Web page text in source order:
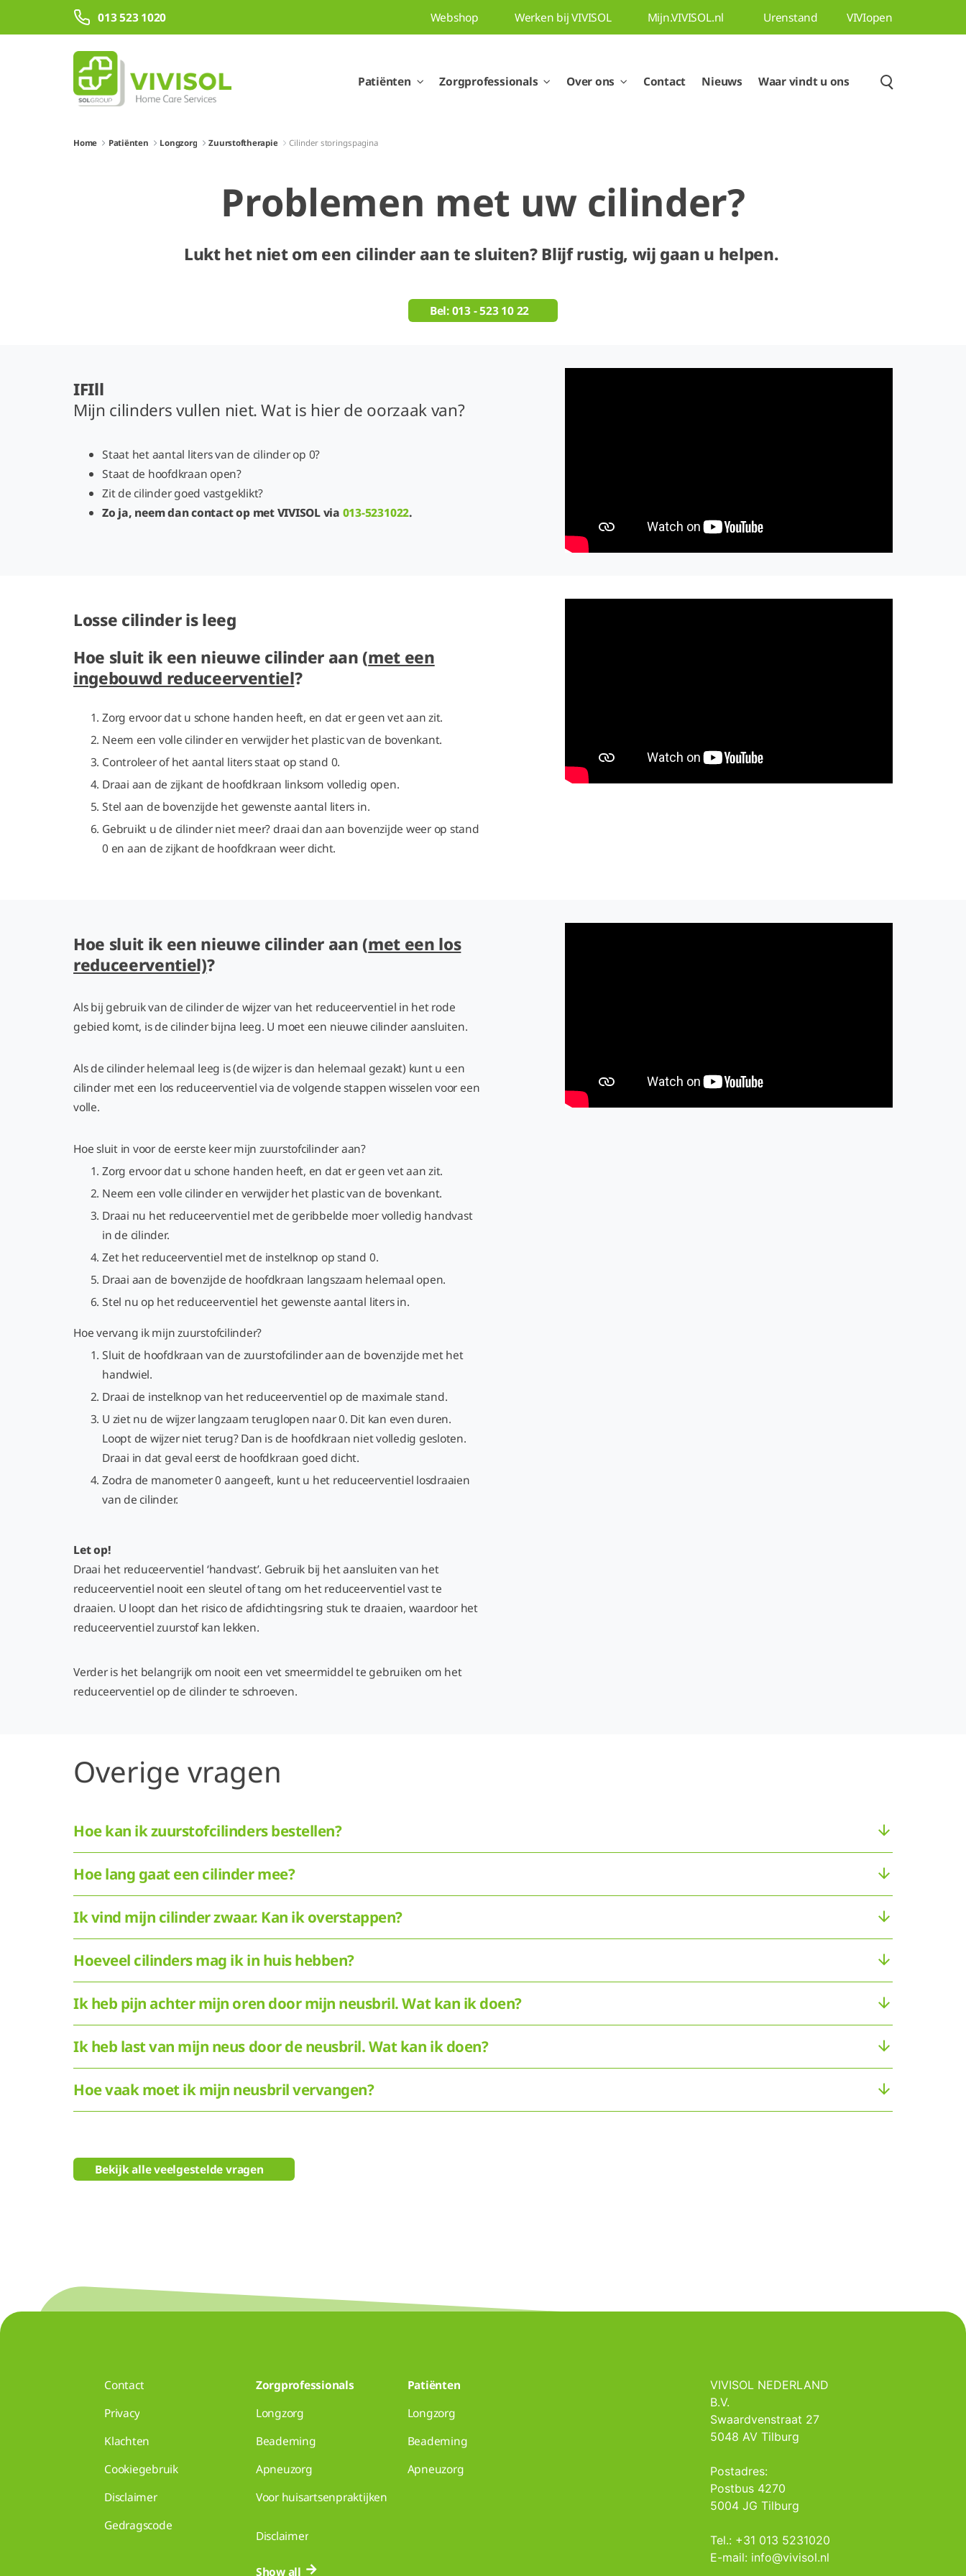
Skip to Main Content013 523 1020 Webshop Werken bij VIVISOL Mijn.VIVISOL.nl Urenstand VIVIopen
Patiënten Zorgprofessionals Over ons Contact Nieuws Waar vindt u ons
Home Patiënten Longzorg Zuurstoftherapie Cilinder storingspagina
Problemen met uw cilinder?
Lukt het niet om een cilinder aan te sluiten? Blijf rustig, wij gaan u helpen.
Bel: 013 - 523 10 22
IFIll
Mijn cilinders vullen niet. Wat is hier de oorzaak van?
Staat het aantal liters van de cilinder op 0?
Staat de hoofdkraan open?
Zit de cilinder goed vastgeklikt?
Zo ja, neem dan contact op met VIVISOL via 013-5231022.
Losse cilinder is leeg
Hoe sluit ik een nieuwe cilinder aan (met een
ingebouwd reduceerventiel?
Zorg ervoor dat u schone handen heeft, en dat er geen vet aan zit.
Neem een volle cilinder en verwijder het plastic van de bovenkant.
Controleer of het aantal liters staat op stand 0.
Draai aan de zijkant de hoofdkraan linksom volledig open.
Stel aan de bovenzijde het gewenste aantal liters in.
Gebruikt u de cilinder niet meer? draai dan aan bovenzijde weer op stand
0 en aan de zijkant de hoofdkraan weer dicht.
Hoe sluit ik een nieuwe cilinder aan (met een los
reduceerventiel)?
Als bij gebruik van de cilinder de wijzer van het reduceerventiel in het rode
gebied komt, is de cilinder bijna leeg. U moet een nieuwe cilinder aansluiten.
Als de cilinder helemaal leeg is (de wijzer is dan helemaal gezakt) kunt u een
cilinder met een los reduceerventiel via de volgende stappen wisselen voor een
volle.
Hoe sluit in voor de eerste keer mijn zuurstofcilinder aan?
Zorg ervoor dat u schone handen heeft, en dat er geen vet aan zit.
Neem een volle cilinder en verwijder het plastic van de bovenkant.
Draai nu het reduceerventiel met de geribbelde moer volledig handvast
in de cilinder.
Zet het reduceerventiel met de instelknop op stand 0.
Draai aan de bovenzijde de hoofdkraan langszaam helemaal open.
Stel nu op het reduceerventiel het gewenste aantal liters in.
Hoe vervang ik mijn zuurstofcilinder?
Sluit de hoofdkraan van de zuurstofcilinder aan de bovenzijde met het
handwiel.
Draai de instelknop van het reduceerventiel op de maximale stand.
U ziet nu de wijzer langzaam teruglopen naar 0. Dit kan even duren.
Loopt de wijzer niet terug? Dan is de hoofdkraan niet volledig gesloten.
Draai in dat geval eerst de hoofdkraan goed dicht.
Zodra de manometer 0 aangeeft, kunt u het reduceerventiel losdraaien
van de cilinder.
Let op!
Draai het reduceerventiel ‘handvast’. Gebruik bij het aansluiten van het
reduceerventiel nooit een sleutel of tang om het reduceerventiel vast te
draaien. U loopt dan het risico de afdichtingsring stuk te draaien, waardoor het
reduceerventiel zuurstof kan lekken.
Verder is het belangrijk om nooit een vet smeermiddel te gebruiken om het
reduceerventiel op de cilinder te schroeven.
Overige vragen
Hoe kan ik zuurstofcilinders bestellen?
Hoe lang gaat een cilinder mee?
Ik vind mijn cilinder zwaar. Kan ik overstappen?
Hoeveel cilinders mag ik in huis hebben?
Ik heb pijn achter mijn oren door mijn neusbril. Wat kan ik doen?
Ik heb last van mijn neus door de neusbril. Wat kan ik doen?
Hoe vaak moet ik mijn neusbril vervangen?
Bekijk alle veelgestelde vragen
Contact
Privacy
Klachten
Cookiegebruik
Disclaimer
Gedragscode
Zorgprofessionals
Longzorg
Beademing
Apneuzorg
Voor huisartsenpraktijken
Disclaimer
Show all
Patiënten
Longzorg
Beademing
Apneuzorg
VIVISOL NEDERLAND
B.V.
Swaardvenstraat 27
5048 AV Tilburg
Postadres:
Postbus 4270
5004 JG Tilburg
Tel.: +31 013 5231020
E-mail: info@vivisol.nl